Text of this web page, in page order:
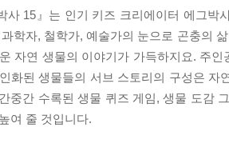
사 15』는 인기 키즈 크리에이터 에그
학자, 철학가, 예술가의 눈으로 곤충의
자연 생물의 이야기가 가득하지요. 주
화된 생물들의 서브 스토리의 구성은
중간 수록된 생물 퀴즈 게임, 생물 도감
여 줄 것입니다.